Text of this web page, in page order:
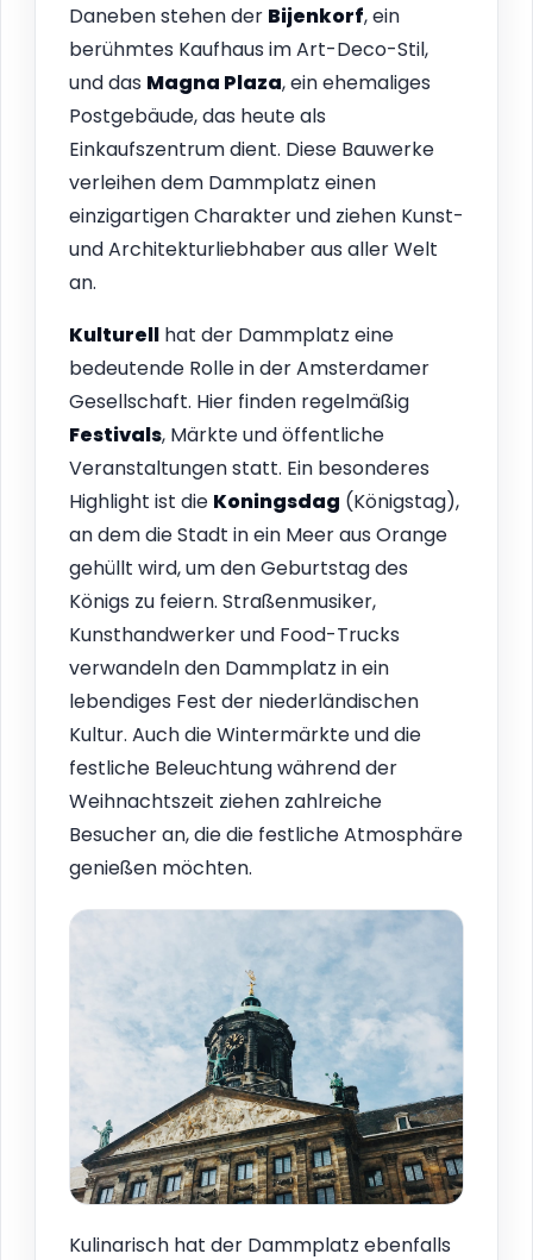
Daneben stehen der Bijenkorf, ein
berühmtes Kaufhaus im Art-Deco-Stil,
und das Magna Plaza, ein ehemaliges
Postgebäude, das heute als
Einkaufszentrum dient. Diese Bauwerke
verleihen dem Dammplatz einen
einzigartigen Charakter und ziehen Kunst-
und Architekturliebhaber aus aller Welt
an.
Kulturell hat der Dammplatz eine
bedeutende Rolle in der Amsterdamer
Gesellschaft. Hier finden regelmäßig
Festivals, Märkte und öffentliche
Veranstaltungen statt. Ein besonderes
Highlight ist die Koningsdag (Königstag),
an dem die Stadt in ein Meer aus Orange
gehüllt wird, um den Geburtstag des
Königs zu feiern. Straßenmusiker,
Kunsthandwerker und Food-Trucks
verwandeln den Dammplatz in ein
lebendiges Fest der niederländischen
Kultur. Auch die Wintermärkte und die
festliche Beleuchtung während der
Weihnachtszeit ziehen zahlreiche
Besucher an, die die festliche Atmosphäre
genießen möchten.
Kulinarisch hat der Dammplatz ebenfalls